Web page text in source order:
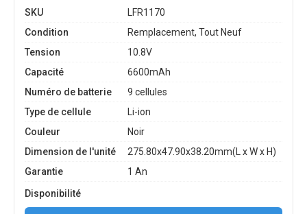
SKU
LFR1170
Condition
Remplacement, Tout Neuf
Tension
10.8V
Capacité
6600mAh
Numéro de batterie
9 cellules
Type de cellule
Li-ion
Couleur
Noir
Dimension de l'unité
275.80x47.90x38.20mm(L x W x H)
Garantie
1 An
Disponibilité